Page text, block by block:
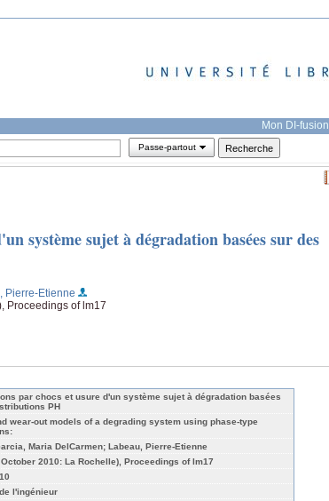
Mon DI-fusion
Passe-partout
système sujet à dégradation basées sur des
Pierre-Etienne
Proceedings of lm17
par chocs et usure d'un système sujet à dégradation basées
PH
wear-out models of a degrading system using phase-type
Maria DelCarmen; Labeau, Pierre-Etienne
2010: La Rochelle), Proceedings of lm17
l'ingénieur